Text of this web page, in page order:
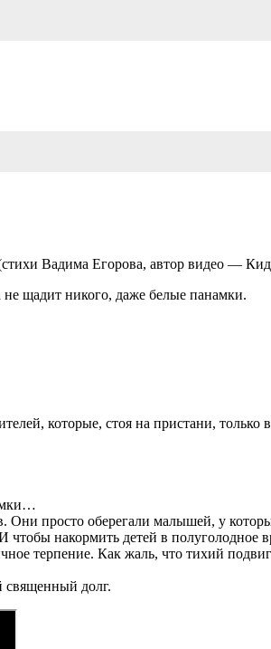
Вадима Егорова, автор видео —
щадит никого, даже белые панамки.
которые, стоя на пристани,
просто оберегали малышей, у
накормить детей в полуголодное
терпение. Как жаль, что тихий
священный долг.